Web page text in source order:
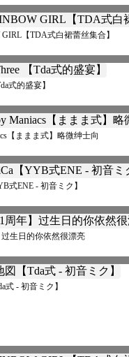
【TDA式白裙蕾丝集合】
式的盛宴】
【ままま式】略微绅士向
式ENE - 初音ミク】
过生日的你依然很漂亮
式 - 初音ミク】